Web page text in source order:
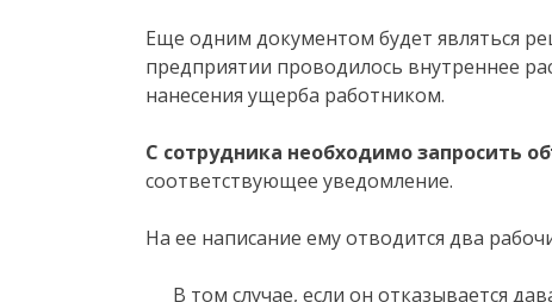
Еще одним документом будет являться
предприятии проводилось внутреннее
нанесения ущерба работником.
С сотрудника необходимо запросить
соответствующее уведомление.
На ее написание ему отводится два
В том случае, если он отказывается